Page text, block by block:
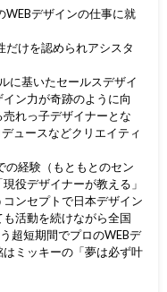
WEBデザインの仕事に就
だけを認められアシスタ
に基いたセールスデザイ
ン力が奇跡のように向
れっ子デザイナーとな
ュースなどクリエイティ
の経験（もともとのセン
役デザイナーが教える」
コンセプトで日本デザイン
活動を続けながら全国
超短期間でプロのWEBデ
ミッキーの「夢は必ず叶